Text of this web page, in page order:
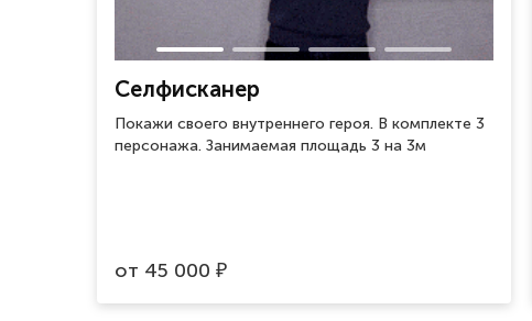
Селфисканер
Покажи своего внутреннего героя. В комплекте 3
персонажа. Занимаемая площадь 3 на 3м
от 45 000 ₽